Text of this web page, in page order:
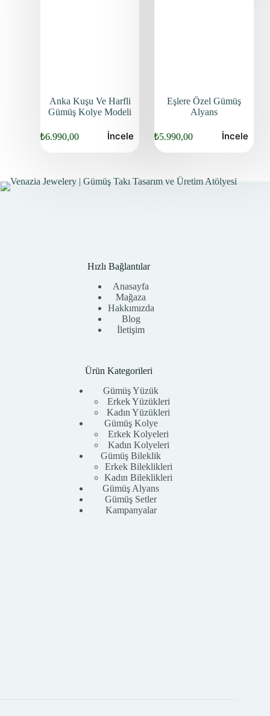
Anka Kuşu Ve Harfli
Gümüş Kolye Modeli
₺6.990,00 İncele
Eşlere Özel Gümüş
Alyans
₺5.990,00 İncele
Hızlı Bağlantılar
Anasayfa
Mağaza
Hakkımızda
Blog
İletişim
Ürün Kategorileri
Gümüş Yüzük
Erkek Yüzükleri
Kadın Yüzükleri
Gümüş Kolye
Erkek Kolyeleri
Kadın Kolyeleri
Gümüş Bileklik
Erkek Bileklikleri
Kadın Bileklikleri
Gümüş Alyans
Gümüş Setler
Kampanyalar